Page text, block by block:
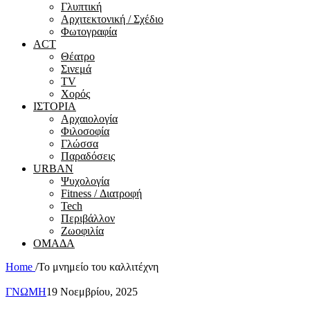
Γλυπτική
Αρχιτεκτονική / Σχέδιο
Φωτογραφία
ACT
Θέατρο
Σινεμά
ΤV
Χορός
ΙΣΤΟΡΙΑ
Αρχαιολογία
Φιλοσοφία
Γλώσσα
Παραδόσεις
URBAN
Ψυχολογία
Fitness / Διατροφή
Tech
Περιβάλλον
Ζωοφιλία
ΟΜΑΔΑ
Home /Το μνημείο του καλλιτέχνη
ΓΝΩΜΗ19 Νοεμβρίου, 2025